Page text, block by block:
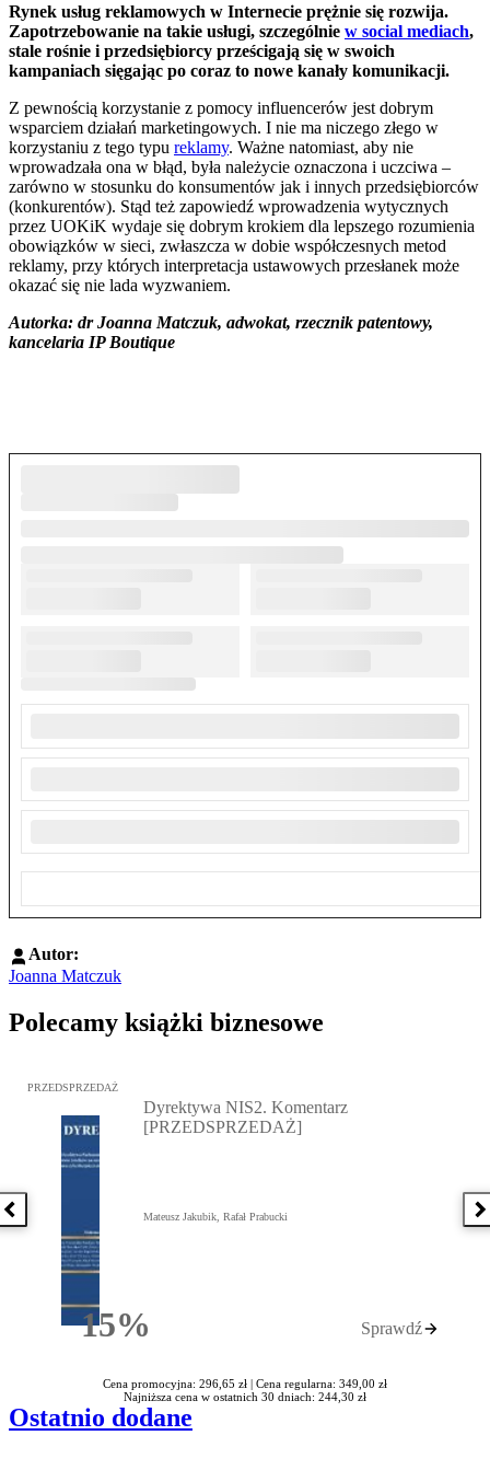
Rynek usług reklamowych w Internecie prężnie się rozwija.
Zapotrzebowanie na takie usługi, szczególnie w social mediach,
stale rośnie i przedsiębiorcy prześcigają się w swoich
kampaniach sięgając po coraz to nowe kanały komunikacji.
Z pewnością korzystanie z pomocy influencerów jest dobrym
wsparciem działań marketingowych. I nie ma niczego złego w
korzystaniu z tego typu reklamy. Ważne natomiast, aby nie
wprowadzała ona w błąd, była należycie oznaczona i uczciwa –
zarówno w stosunku do konsumentów jak i innych przedsiębiorców
(konkurentów). Stąd też zapowiedź wprowadzenia wytycznych
przez UOKiK wydaje się dobrym krokiem dla lepszego rozumienia
obowiązków w sieci, zwłaszcza w dobie współczesnych metod
reklamy, przy których interpretacja ustawowych przesłanek może
okazać się nie lada wyzwaniem.
Autorka: dr Joanna Matczuk, adwokat, rzecznik patentowy,
kancelaria IP Boutique
Autor:
Joanna Matczuk
Polecamy książki biznesowe
Poprzednia książka
Przejdź do: Dyrektywa NIS2. Komentarz [PRZEDSPRZEDAŻ],
PRZEDSPRZEDAŻ
15%Rabatu
Dyrektywa NIS2. Komentarz
[PRZEDSPRZEDAŻ]
Mateusz Jakubik, Rafał Prabucki
Sprawdź
Cena promocyjna: 296,65 zł | Cena regularna: 349,00 zł
Najniższa cena w ostatnich 30 dniach: 244,30 zł
Ostatnio dodane